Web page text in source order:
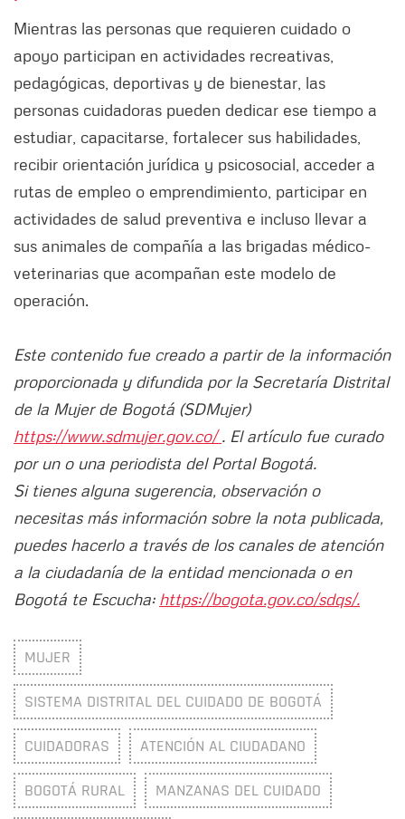
Mientras las personas que requieren cuidado o
apoyo participan en actividades recreativas,
pedagógicas, deportivas y de bienestar, las
personas cuidadoras pueden dedicar ese tiempo a
estudiar, capacitarse, fortalecer sus habilidades,
recibir orientación jurídica y psicosocial, acceder a
rutas de empleo o emprendimiento, participar en
actividades de salud preventiva e incluso llevar a
sus animales de compañía a las brigadas médico-
veterinarias que acompañan este modelo de
operación.
Este contenido fue creado a partir de la información
proporcionada y difundida por la Secretaría Distrital
de la Mujer de Bogotá (SDMujer)
https://www.sdmujer.gov.co/. El artículo fue curado
por un o una periodista del Portal Bogotá.
Si tienes alguna sugerencia, observación o
necesitas más información sobre la nota publicada,
puedes hacerlo a través de los canales de atención
a la ciudadanía de la entidad mencionada o en
Bogotá te Escucha: https://bogota.gov.co/sdqs/.
MUJER
SISTEMA DISTRITAL DEL CUIDADO DE BOGOTÁ
CUIDADORAS ATENCIÓN AL CIUDADANO
BOGOTÁ RURAL MANZANAS DEL CUIDADO